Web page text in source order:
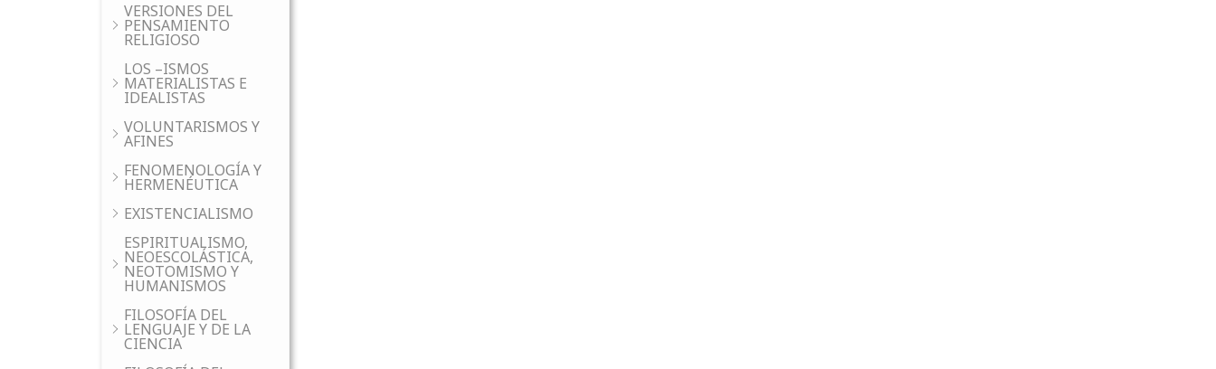
VERSIONES DEL
PENSAMIENTO
RELIGIOSO
LOS –ISMOS
MATERIALISTAS E
IDEALISTAS
VOLUNTARISMOS Y
AFINES
FENOMENOLOGÍA Y
HERMENÉUTICA
EXISTENCIALISMO
ESPIRITUALISMO,
NEOESCOLÁSTICA,
NEOTOMISMO Y
HUMANISMOS
FILOSOFÍA DEL
LENGUAJE Y DE LA
CIENCIA